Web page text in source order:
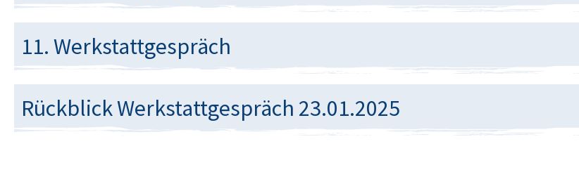
11. Werkstattgespräch
Rückblick Werkstattgespräch 23.01.2025